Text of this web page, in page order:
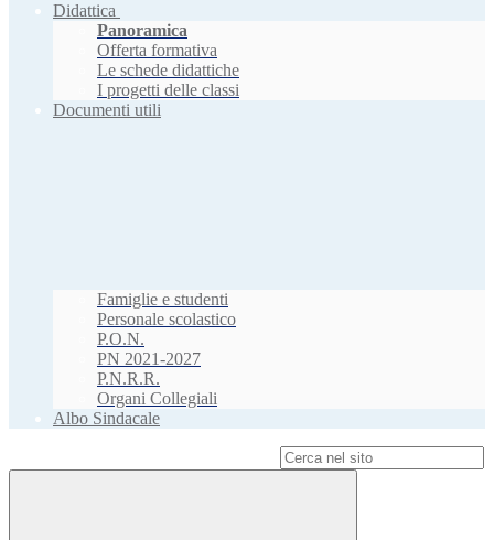
Didattica
Panoramica
Offerta formativa
Le schede didattiche
I progetti delle classi
Documenti utili
Famiglie e studenti
Personale scolastico
P.O.N.
PN 2021-2027
P.N.R.R.
Organi Collegiali
Albo Sindacale